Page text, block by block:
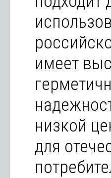
имеет
низкой
для